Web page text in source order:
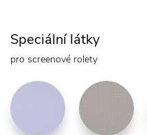
Speciální látky
pro screenové rolety